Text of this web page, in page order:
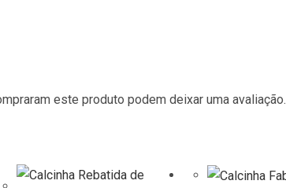
este produto podem deixar uma avaliação.